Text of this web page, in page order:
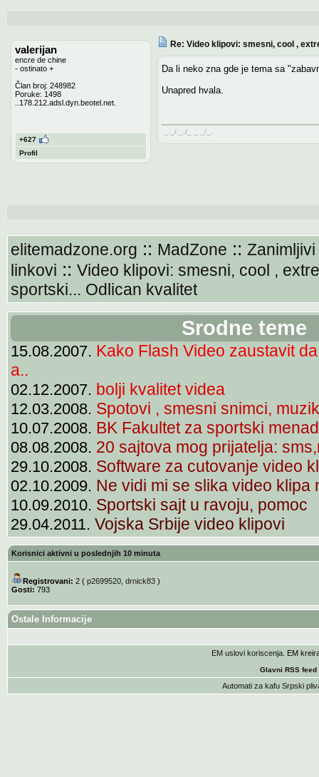
valerijan
encre de chine
- ostinato +
Član broj: 248982
Poruke: 1498
..178.212.adsl.dyn.beotel.net.
+627
Profil
Re: Video klipovi: smesni, cool ,
Da li neko zna gde je tema sa
Unapred hvala.
_._/._./_ _ _/_.
elitemadzone.org :: MadZone :: Zanimljivi
linkovi :: Video klipovi: smesni, cool ,
sportski... Odlican kvalitet
Srodne teme
15.08.2007. Kako Flash Video zaustavit
a..
02.12.2007. bolji kvalitet videa
12.03.2008. Spotovi , smesni snimci,
10.07.2008. BK Fakultet za sportski
08.08.2008. 20 sajtova mog prijatelja:
29.10.2008. Software za cutovanje video
02.10.2009. Ne vidi mi se slika video klipa
10.09.2010. Sportski sajt u ravoju, pomoc
29.04.2011. Vojska Srbije video klipovi
Korisnici aktivni u poslednjih 10 minuta
Registrovani: 2 ( p2699520, drnick83)
Gosti: 793
Ostale Informacije
EM uslovi koriscenja . EM
Glavni RSS feed
Automati za kafu Srpski